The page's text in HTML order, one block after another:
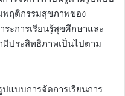
พฤติกรรมสุขภาพของ
ะการเรียนรู้สุขศึกษาและ
ประสิทธิภาพเป็นไปตาม
แบบการจัดการเรียนการ